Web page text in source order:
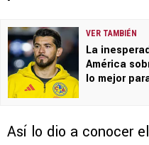
VER TAMBIÉN
La
América
lo mejor
Así lo dio a conocer